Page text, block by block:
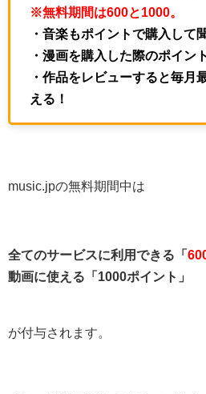
※無料期間は600と1000。
・音楽もポイントで購入して
・漫画を購入した際のポイン
・作品をレビューすると毎月
える！
music.jpの無料期間中は
全てのサービスに利用できる「
動画に使える「1000ポイント」
が付与されます。